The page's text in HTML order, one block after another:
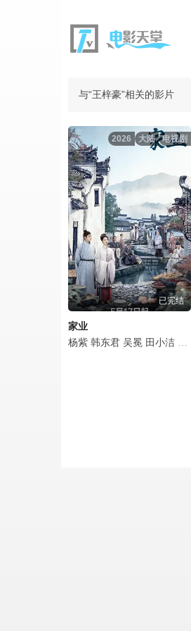
与“王梓豪”相关的影片
电视剧
大陆
2026
已完结
家业
杨紫 韩东君 吴冕 田小洁